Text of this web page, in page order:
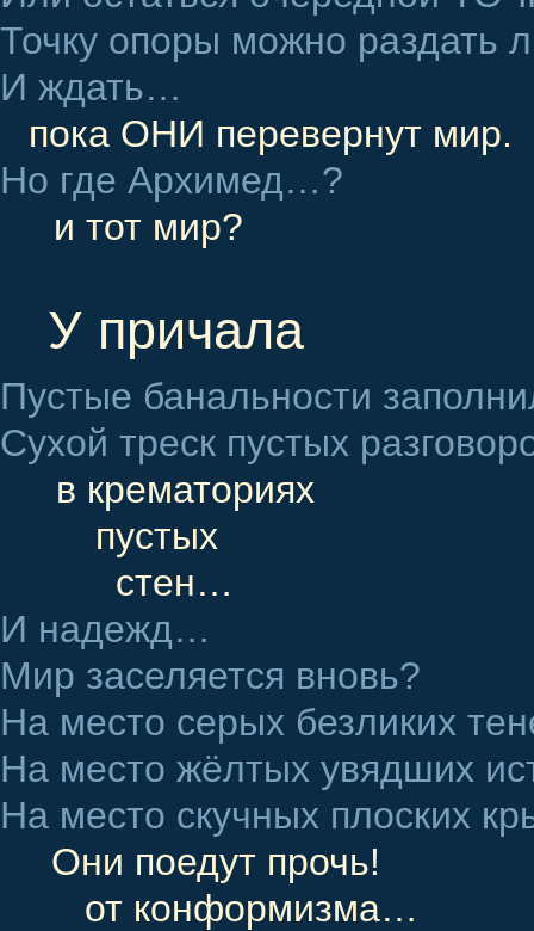
Точку опоры можно раздать
И ждать…
пока ОНИ перевернут мир.
Но где Архимед…?
и тот мир?
У причала
Пустые банальности
Сухой треск пустых
в крематориях
пустых
стен…
И надежд…
Мир заселяется вновь?
На место серых безликих
На место жёлтых увядших
На место скучных плоских
Они поедут прочь!
от конформизма…